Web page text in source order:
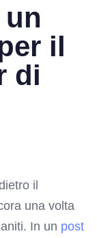
il
di
il
una volta
In un post